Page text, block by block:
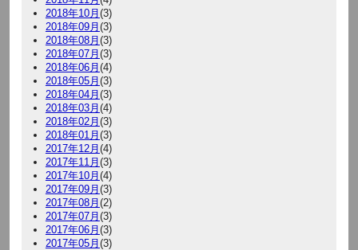
2018年10月 (3)
2018年09月 (3)
2018年08月 (3)
2018年07月 (3)
2018年06月 (4)
2018年05月 (3)
2018年04月 (3)
2018年03月 (4)
2018年02月 (3)
2018年01月 (3)
2017年12月 (4)
2017年11月 (3)
2017年10月 (4)
2017年09月 (3)
2017年08月 (2)
2017年07月 (3)
2017年06月 (3)
2017年05月 (3)